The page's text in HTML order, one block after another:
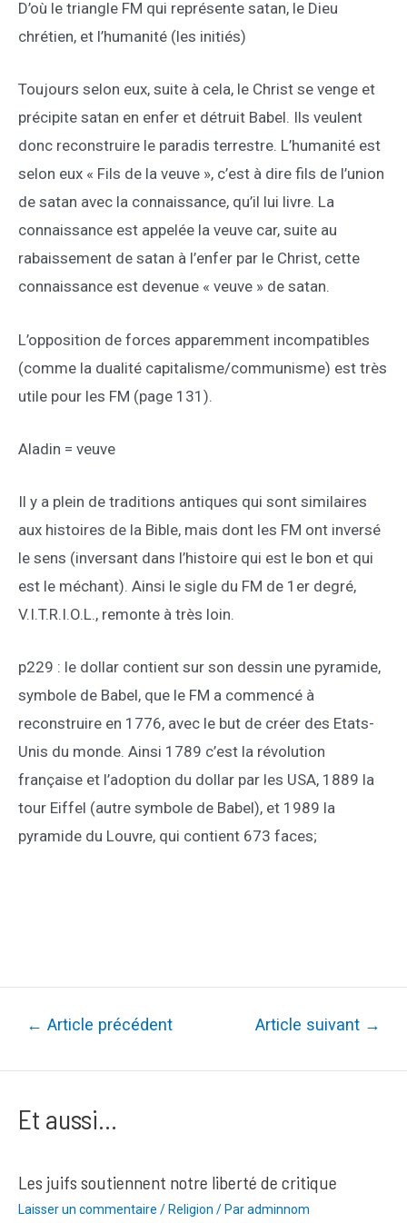
D’où le triangle FM qui représente satan, le Dieu
chrétien, et l’humanité (les initiés)
Toujours selon eux, suite à cela, le Christ se venge et
précipite satan en enfer et détruit Babel. Ils veulent
donc reconstruire le paradis terrestre. L’humanité est
selon eux « Fils de la veuve », c’est à dire fils de l’union
de satan avec la connaissance, qu’il lui livre. La
connaissance est appelée la veuve car, suite au
rabaissement de satan à l’enfer par le Christ, cette
connaissance est devenue « veuve » de satan.
L’opposition de forces apparemment incompatibles
(comme la dualité capitalisme/communisme) est très
utile pour les FM (page 131).
Aladin = veuve
Il y a plein de traditions antiques qui sont similaires
aux histoires de la Bible, mais dont les FM ont inversé
le sens (inversant dans l’histoire qui est le bon et qui
est le méchant). Ainsi le sigle du FM de 1er degré,
V.I.T.R.I.O.L., remonte à très loin.
p229 : le dollar contient sur son dessin une pyramide,
symbole de Babel, que le FM a commencé à
reconstruire en 1776, avec le but de créer des Etats-
Unis du monde. Ainsi 1789 c’est la révolution
française et l’adoption du dollar par les USA, 1889 la
tour Eiffel (autre symbole de Babel), et 1989 la
pyramide du Louvre, qui contient 673 faces;
Navigation
← Article précédent Article suivant →
Et aussi...
Les juifs soutiennent notre liberté de critique
Laisser un commentaire / Religion / Paradminnom